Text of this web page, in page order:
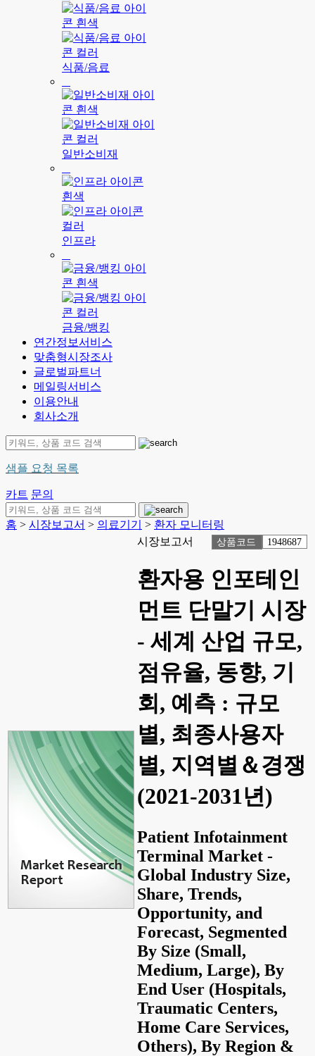
식품/음료
일반소비재
인프라
금융/뱅킹
연간정보서비스
맞춤형시장조사
글로벌파트너
메일링서비스
이용안내
회사소개
샘플 요청 목록
카트 문의
홈 > 시장보고서 > 의료기기 > 환자 모니터링
시장보고서
상품코드 1948687
환자용 인포테인
먼트 단말기 시장
- 세계 산업 규모,
점유율, 동향, 기
회, 예측 : 규모
별, 최종사용자
별, 지역별＆경쟁
(2021-2031년)
Patient Infotainment
Terminal Market -
Global Industry Size,
Share, Trends,
Opportunity, and
Forecast, Segmented
By Size (Small,
Medium, Large), By
End User (Hospitals,
Traumatic Centers,
Home Care Services,
Others), By Region &